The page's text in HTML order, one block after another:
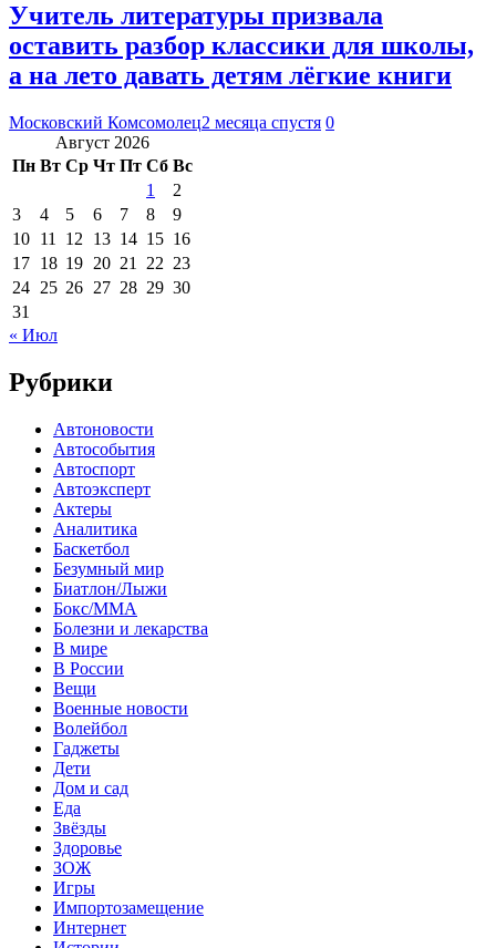
Учитель литературы призвала
оставить разбор классики для школы,
а на лето давать детям лёгкие книги
Московский Комсомолец2 месяца спустя 0
Август 2026
Пн Вт Ср Чт Пт Сб Вс
1
2
3
4 5 6 7 8
9
10 11 12 13 14 15 16
17 18 19 20 21 22 23
24 25 26 27 28 29 30
31
« Июл
Рубрики
Автоновости
Автособытия
Автоспорт
Автоэксперт
Актеры
Аналитика
Баскетбол
Безумный мир
Биатлон/Лыжи
Бокс/MMA
Болезни и лекарства
В мире
В России
Вещи
Военные новости
Волейбол
Гаджеты
Дети
Дом и сад
Еда
Звёзды
Здоровье
ЗОЖ
Игры
Импортозамещение
Интернет